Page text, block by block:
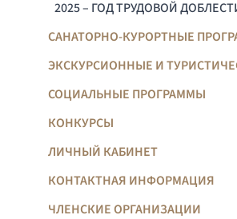
2025 – ГОД ТРУДОВОЙ
САНАТОРНО-КУРОРТНЫЕ
ЭКСКУРСИОННЫЕ И
СОЦИАЛЬНЫЕ ПРОГРАММЫ
КОНКУРСЫ
ЛИЧНЫЙ КАБИНЕТ
КОНТАКТНАЯ ИНФОРМАЦИЯ
ЧЛЕНСКИЕ ОРГАНИЗАЦИИ